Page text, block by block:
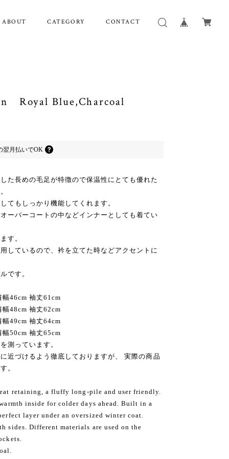
ABOUT CATEGORY CONTACT
Royal Blue,Charcoal
翌月払いでOK
た長めの毛足が特徴ので保温性にとても優れた
てもしっかり機能してくれます。
ーバーコートの中などインナーとしても着てい
す。
しているので、衿を立てた時などアクセントに
です。
46cm 袖丈61cm
48cm 袖丈62cm
49cm 袖丈64cm
50cm 袖丈65cm
測っています。
近づけるよう徹底しておりますが、 実際の商品
。
retaining, a fluffy long-pile and user friendly.
inside for colder days ahead. Built in a
layer under an oversized winter coat.
sides. Different materials are used on the